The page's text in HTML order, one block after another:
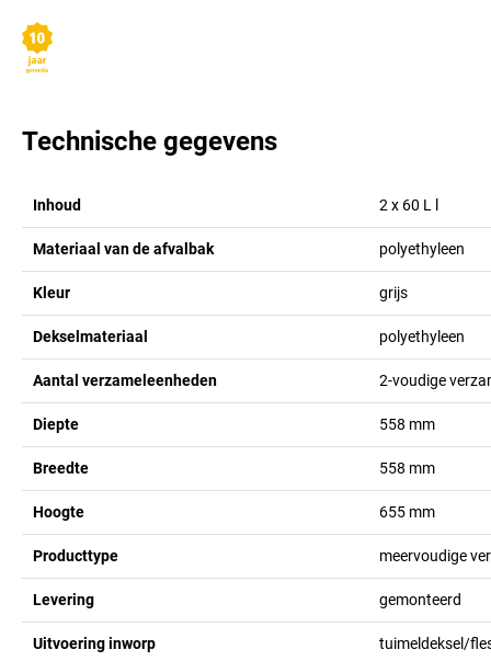
Technische gegevens
Inhoud 2 x 60 L
Materiaal van de afvalbak polyethyleen
Kleur grijs
Dekselmateriaal polyethyleen
Aantal verzameleenheden 2-voudige
Diepte 558 mm
Breedte 558 mm
Hoogte 655 mm
Producttype meervoudige
Levering gemonteerd
Uitvoering inworp tuimeldeksel/